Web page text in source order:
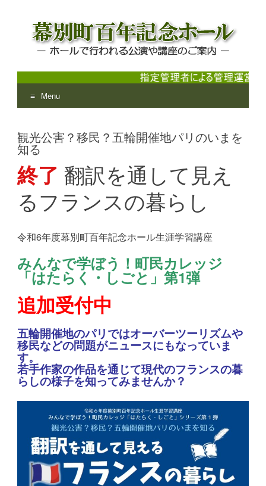
幕別町百年記念ホール
ホールで行われる公演や講座のご案内
Menu
to
content
観光公害？移民？五輪開催地パリのいまを
知る
終了翻訳を通して見え
るフランスの暮らし
令和6年度幕別町百年記念ホール生涯学習講座
みんなで学ぼう！町民カレッジ
「はたらく・しごと」第1弾
追加受付中
五輪開催地のパリではオーバーツーリズムや
移民などの問題がニュースにもなっていま
す。
若手作家の作品を通じて現代のフランスの暮
らしの様子を知ってみませんか？